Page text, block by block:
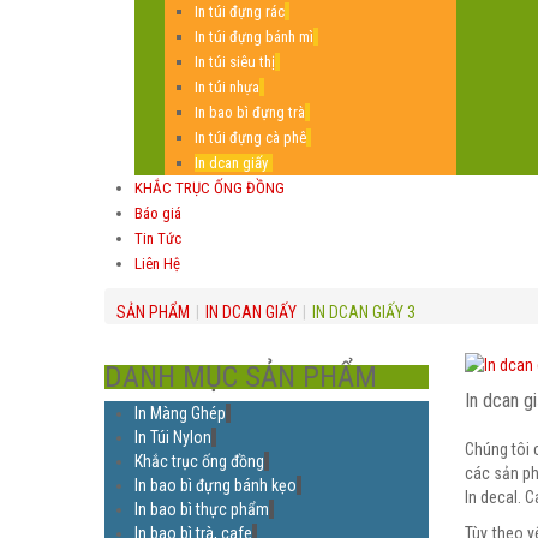
In túi đựng rác
In túi đựng bánh mì
In túi siêu thị
In túi nhựa
In bao bì đựng trà
In túi đựng cà phê
In dcan giấy
KHẮC TRỤC ỐNG ĐỒNG
Báo giá
Tin Tức
Liên Hệ
SẢN PHẨM IN DCAN GIẤY IN DCAN GIẤY 3
DANH MỤC SẢN PHẨM
In Màng Ghép
In Túi Nylon
Khắc trục ống đồng
In bao bì đựng bánh kẹo
In bao bì thực phẩm
In bao bì trà, cafe
In dcan
Chúng tôi
các sản
In decal.
Tùy theo